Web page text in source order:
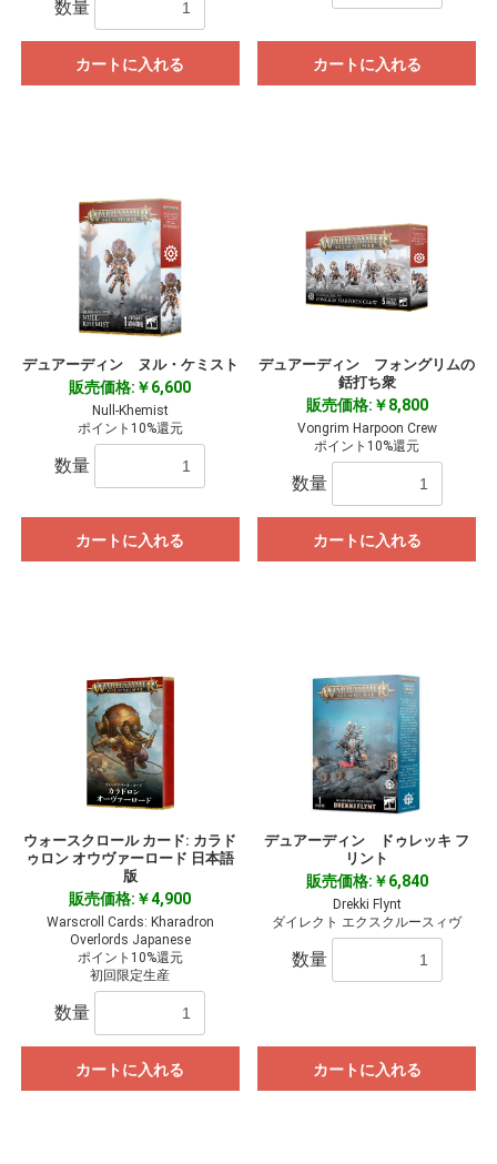
数量
カートに入れる カートに入れる
デュアーディン ヌル・ケミスト
販売価格:￥6,600
Null-Khemist
ポイント10%還元
数量
カートに入れる
デュアーディン フォングリムの
銛打ち衆
販売価格:￥8,800
Vongrim Harpoon Crew
ポイント10%還元
数量
カートに入れる
ウォースクロール カード: カラド
ゥロン オウヴァーロード 日本語
版
販売価格:￥4,900
Warscroll Cards: Kharadron
Overlords Japanese
ポイント10%還元
初回限定生産
数量
カートに入れる
デュアーディン ドゥレッキ フ
リント
販売価格:￥6,840
Drekki Flynt
ダイレクト エクスクルースィヴ
数量
カートに入れる